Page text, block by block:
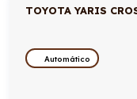
TOYOTA YARIS
Automático